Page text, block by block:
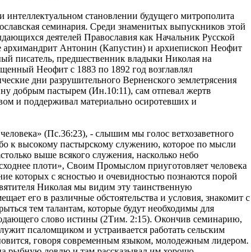
становлении будущего митрополита
семинария. Среди знаменитых выпускников этой
деятелей Православия как Начальник Русской
Антонин (Капустин) и архиепископ Неофит
писатель, предшественник владыки Николая на
Неофит с 1883 по 1892 год возглавлял
дни разрушительного Верненского землетрясения
добрым пастырем (Ин.10:11), сам отпевал жертв
и поддерживал материально осиротевших и
(Пс.36:23), - слышим мы голос ветхозаветного
к высокому пастырскому служению, которое по мысли
выше всякого служения, насколько небо
плоти», Своим Промыслом приуготовляет человека
которых с ясностью и очевидностью познаются порой
Николая мы видим эту таинственную
его в различные обстоятельства и условия, знакомит с
тем талантам, которые будут необходимы для
слово истины (2Тим. 2:15). Окончив семинарию,
псаломщиком и устраивается работать сельским
говоря современным языком, молодежным лидером.